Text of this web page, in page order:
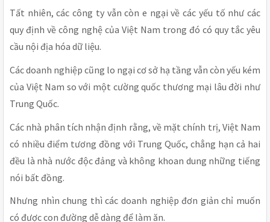
Tất nhiên, các công ty vẫn còn e ngại về các yếu tố như các
quy định về công nghệ của Việt Nam trong đó có quy tắc yêu
cầu nội địa hóa dữ liệu.
Các doanh nghiệp cũng lo ngại cơ sở hạ tầng vẫn còn yếu kém
của Việt Nam so với một cường quốc thương mại lâu đời như
Trung Quốc.
Các nhà phân tích nhận định rằng, về mặt chính trị, Việt Nam
có nhiều điểm tương đồng với Trung Quốc, chẳng hạn cả hai
đều là nhà nước độc đảng và không khoan dung những tiếng
nói bất đồng.
Nhưng nhìn chung thì các doanh nghiệp đơn giản chỉ muốn
có được con đường dễ dàng để làm ăn.